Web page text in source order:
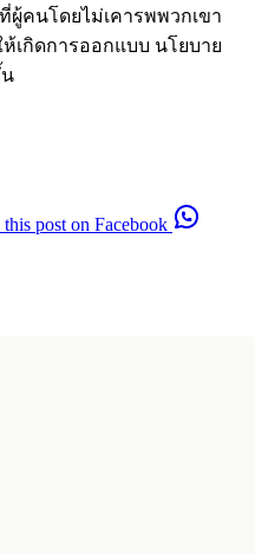
ผู้คนโดยไม่เคารพพวกเขา
เกิดการออกแบบ นโยบาย
this post on Facebook